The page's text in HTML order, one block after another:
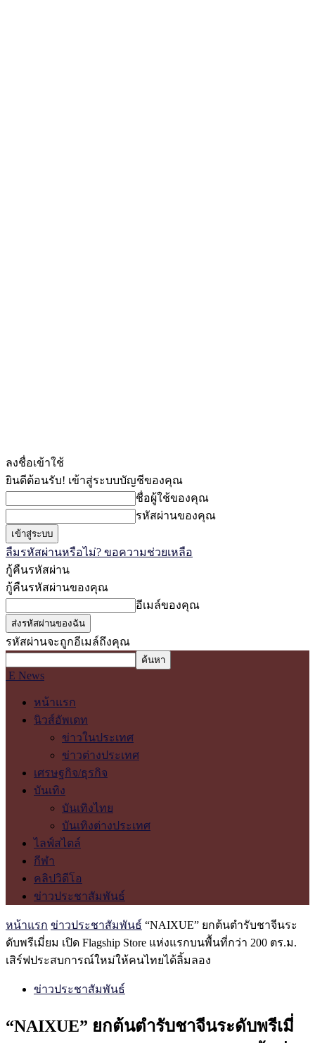
ลงชื่อเข้าใช้
ยินดีต้อนรับ! เข้าสู่ระบบบัญชีของคุณ
ชื่อผู้ใช้ของคุณ
รหัสผ่านของคุณ
ลืมรหัสผ่านหรือไม่? ขอความช่วยเหลือ
กู้คืนรหัสผ่าน
กู้คืนรหัสผ่านของคุณ
อีเมล์ของคุณ
รหัสผ่านจะถูกอีเมล์ถึงคุณ
E News
หน้าแรก
นิวส์อัพเดท
ข่าวในประเทศ
ข่าวต่างประเทศ
เศรษฐกิจ/ธุรกิจ
บันเทิง
บันเทิงไทย
บันเทิงต่างประเทศ
ไลฟ์สไตล์
กีฬา
คลิปวิดีโอ
ข่าวประชาสัมพันธ์
หน้าแรก ข่าวประชาสัมพันธ์ “NAIXUE” ยกต้นตำรับชาจีนระ
ดับพรีเมี่ยม เปิด Flagship Store แห่งแรกบนพื้นที่กว่า 200 ตร.ม.
เสิร์ฟประสบการณ์ใหม่ให้คนไทยได้ลิ้มลอง
ข่าวประชาสัมพันธ์
“NAIXUE” ยกต้นตำรับชาจีนระดับพรีเมี่